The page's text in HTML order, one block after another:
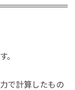
。
で計算したもの